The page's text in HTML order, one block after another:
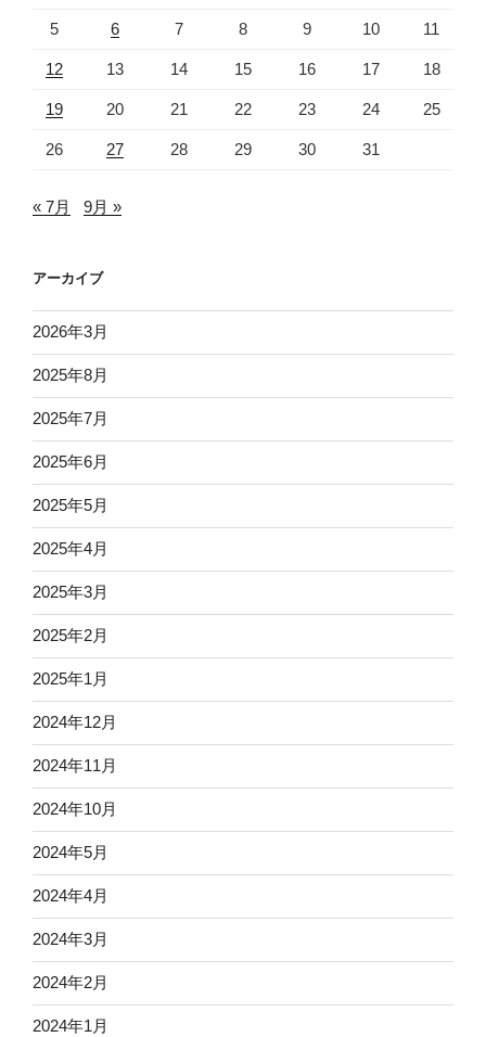
5 6 7 8 9 10 11
12 13 14 15 16 17 18
19 20 21 22 23 24 25
26 27 28 29 30 31
« 7月 9月 »
アーカイブ
2026年3月
2025年8月
2025年7月
2025年6月
2025年5月
2025年4月
2025年3月
2025年2月
2025年1月
2024年12月
2024年11月
2024年10月
2024年5月
2024年4月
2024年3月
2024年2月
2024年1月